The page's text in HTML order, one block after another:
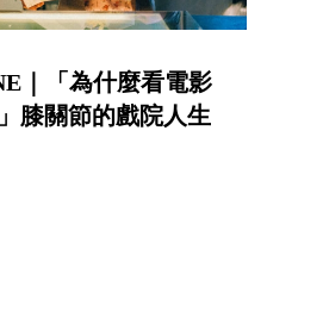
｜「為什麼看電影
膝關節的戲院人生